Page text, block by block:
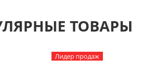
ТОВАРЫ
Лидер продаж